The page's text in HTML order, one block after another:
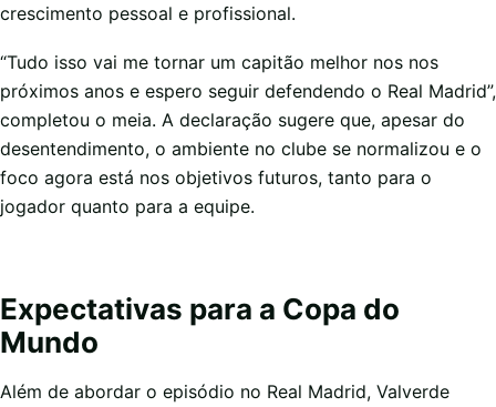
crescimento pessoal e profissional.
“Tudo isso vai me tornar um capitão melhor nos nos
próximos anos e espero seguir defendendo o Real Madrid”,
completou o meia. A declaração sugere que, apesar do
desentendimento, o ambiente no clube se normalizou e o
foco agora está nos objetivos futuros, tanto para o
jogador quanto para a equipe.
Expectativas para a Copa do
Mundo
Além de abordar o episódio no Real Madrid, Valverde